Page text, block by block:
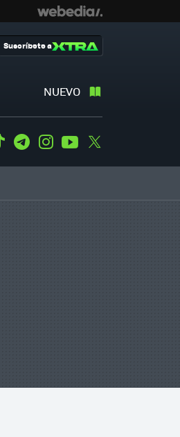
NUEVO
Suscríbete a
Tiktok TelegramInstagramYoutube